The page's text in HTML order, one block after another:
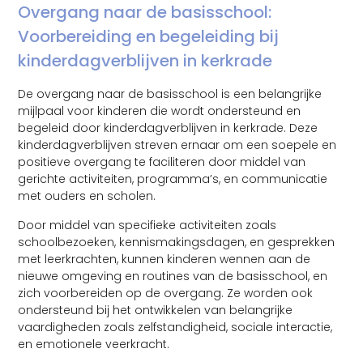
Overgang naar de basisschool:
Voorbereiding en begeleiding bij
kinderdagverblijven in kerkrade
De overgang naar de basisschool is een belangrijke
mijlpaal voor kinderen die wordt ondersteund en
begeleid door kinderdagverblijven in kerkrade. Deze
kinderdagverblijven streven ernaar om een soepele en
positieve overgang te faciliteren door middel van
gerichte activiteiten, programma’s, en communicatie
met ouders en scholen.
Door middel van specifieke activiteiten zoals
schoolbezoeken, kennismakingsdagen, en gesprekken
met leerkrachten, kunnen kinderen wennen aan de
nieuwe omgeving en routines van de basisschool, en
zich voorbereiden op de overgang. Ze worden ook
ondersteund bij het ontwikkelen van belangrijke
vaardigheden zoals zelfstandigheid, sociale interactie,
en emotionele veerkracht.